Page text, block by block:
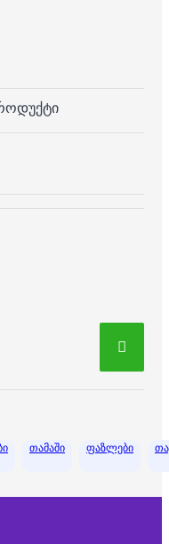
თამაში ფაზლები